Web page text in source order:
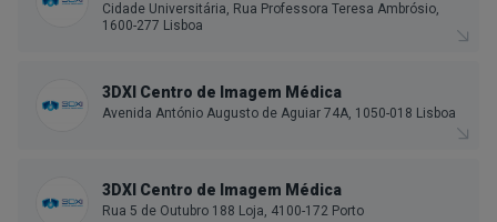
Cidade Universitária, Rua Professora Teresa Ambrósio,
1600-277 Lisboa
3DXI Centro de Imagem Médica
Avenida António Augusto de Aguiar 74A, 1050-018 Lisboa
3DXI Centro de Imagem Médica
Rua 5 de Outubro 188 Loja, 4100-172 Porto